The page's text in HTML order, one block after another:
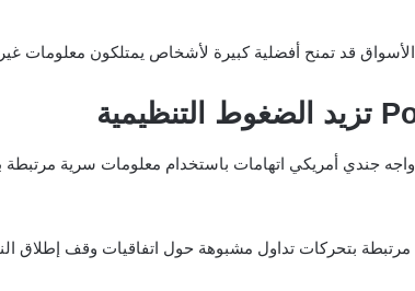
قد تمنح أفضلية كبيرة لأشخاص يمتلكون معلومات
بتحركات تداول مشبوهة حول اتفاقيات وقف إطلاق